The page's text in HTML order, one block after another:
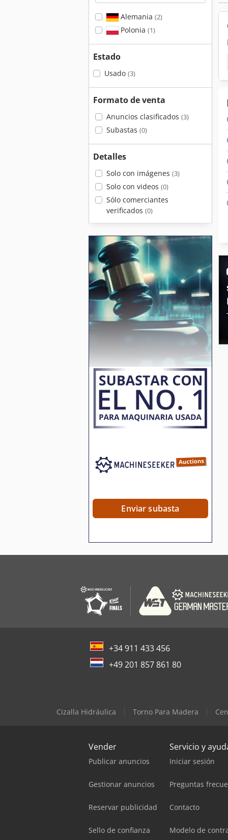
Alemania (2)
Polonia (1)
Estado
Usado (3)
Formato de venta
Anuncios clasificados (3)
Subastas (0)
Detalles
Solo con imágenes (3)
Solo con videos (0)
Sólo comerciantes
verificados (0)
Enviar subasta
+34 911 433 456
+49 201 857 861 80
Cizalla Hidráulica Torno Para Madera
Vender
Publicar anuncios
Gestionar anuncios
Reservar publicidad
Sello de confianza
Servicio y
Iniciar sesión
Preguntas
Contacto
Modelo de